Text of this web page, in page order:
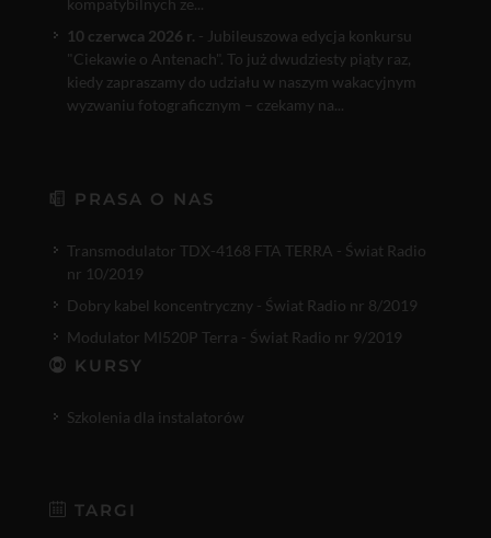
10 czerwca 2026 r. - Jubileuszowa edycja konkursu
"Ciekawie o Antenach". To już dwudziesty piąty raz,
kiedy zapraszamy do udziału w naszym wakacyjnym
wyzwaniu fotograficznym – czekamy na...
PRASA O NAS
Transmodulator TDX-4168 FTA TERRA - Świat Radio
nr 10/2019
Dobry kabel koncentryczny - Świat Radio nr 8/2019
Modulator MI520P Terra - Świat Radio nr 9/2019
KURSY
Szkolenia dla instalatorów
TARGI